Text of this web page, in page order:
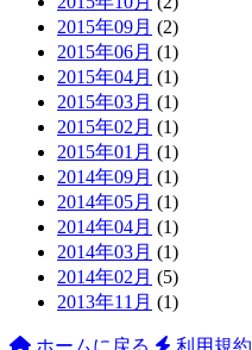
2015年09月 (2)
2015年06月 (1)
2015年04月 (1)
2015年03月 (1)
2015年02月 (1)
2015年01月 (1)
2014年09月 (1)
2014年05月 (1)
2014年04月 (1)
2014年03月 (1)
2014年02月 (5)
2013年11月 (1)
ホームに戻る 利用規約